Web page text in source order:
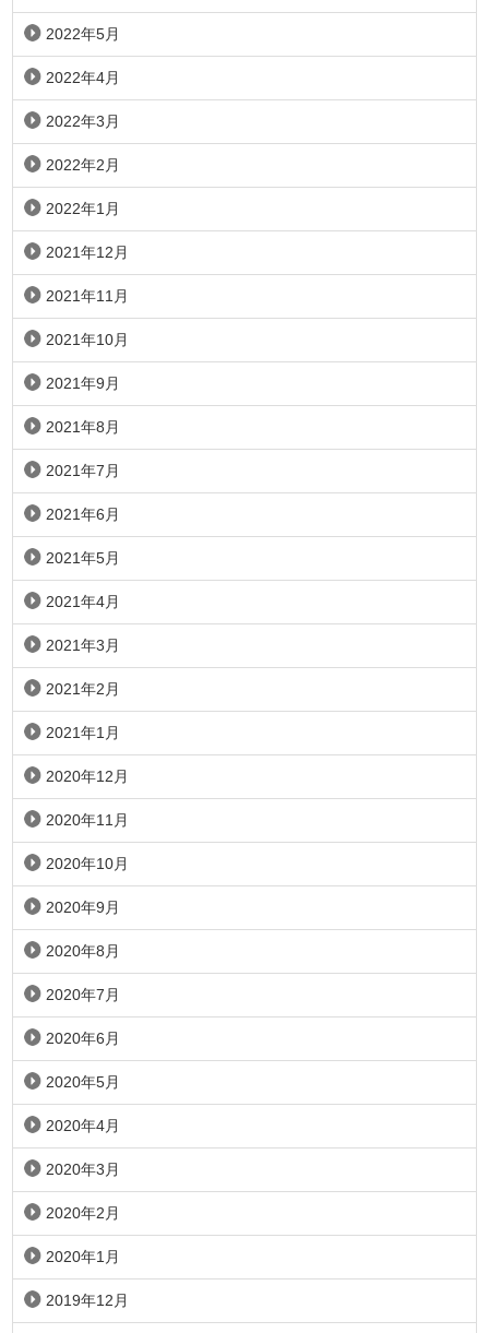
2022年5月
2022年4月
2022年3月
2022年2月
2022年1月
2021年12月
2021年11月
2021年10月
2021年9月
2021年8月
2021年7月
2021年6月
2021年5月
2021年4月
2021年3月
2021年2月
2021年1月
2020年12月
2020年11月
2020年10月
2020年9月
2020年8月
2020年7月
2020年6月
2020年5月
2020年4月
2020年3月
2020年2月
2020年1月
2019年12月